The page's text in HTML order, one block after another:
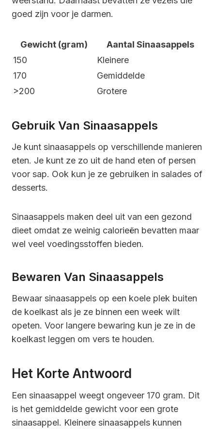
goed zijn voor je darmen.
Gewicht (gram)
Aantal Sinaasappels
150
Kleinere
170
Gemiddelde
>200
Grotere
Gebruik Van Sinaasappels
Je kunt sinaasappels op verschillende manieren
eten. Je kunt ze zo uit de hand eten of persen
voor sap. Ook kun je ze gebruiken in salades of
desserts.
Sinaasappels maken deel uit van een gezond
dieet omdat ze weinig calorieën bevatten maar
wel veel voedingsstoffen bieden.
Bewaren Van Sinaasappels
Bewaar sinaasappels op een koele plek buiten
de koelkast als je ze binnen een week wilt
opeten. Voor langere bewaring kun je ze in de
koelkast leggen om vers te houden.
Het Korte Antwoord
Een sinaasappel weegt ongeveer 170 gram. Dit
is het gemiddelde gewicht voor een grote
sinaasappel. Kleinere sinaasappels kunnen